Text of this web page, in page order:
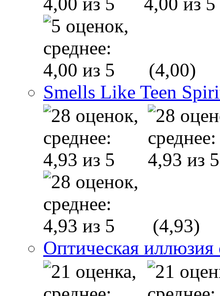
(4,00)
Smells Like Teen
(4,93)
Оптическая иллюзия